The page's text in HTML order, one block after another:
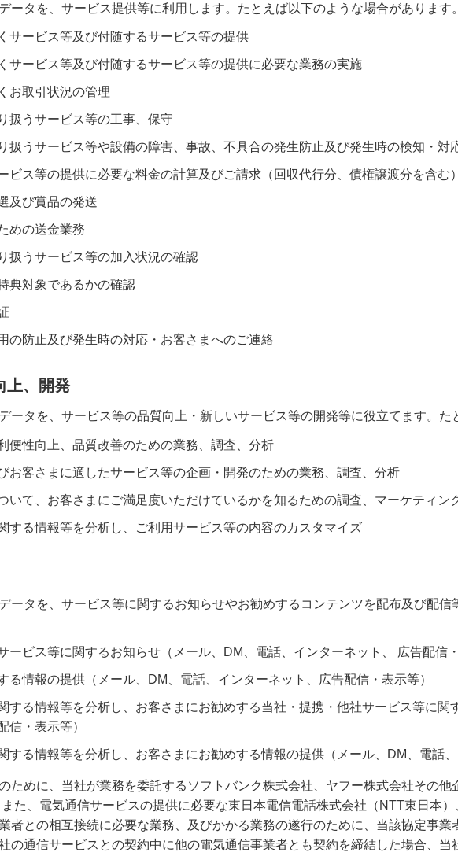
ータを、サービス提供等に利用します。たとえば以下のような場合があります
サービス等及び付随するサービス等の提供
サービス等及び付随するサービス等の提供に必要な業務の実施
お取引状況の管理
扱うサービス等の工事、保守
扱うサービス等や設備の障害、事故、不具合の発生防止及び発生時の検知・対
ビス等の提供に必要な料金の計算及びご請求（回収代行分、債権譲渡分を含む
及び賞品の発送
めの送金業務
扱うサービス等の加入状況の確認
典対象であるかの確認
の防止及び発生時の対応・お客さまへのご連絡
上、開発
ータを、サービス等の品質向上・新しいサービス等の開発等に役立てます。
便性向上、品質改善のための業務、調査、分析
お客さまに適したサービス等の企画・開発のための業務、調査、分析
いて、お客さまにご満足度いただけているかを知るための調査、マーケティン
する情報等を分析し、ご利用サービス等の内容のカスタマイズ
ータを、サービス等に関するお知らせやお勧めするコンテンツを配布及び配
ービス等に関するお知らせ（メール、DM、電話、インターネット、 広告配信
る情報の提供（メール、DM、電話、インターネット、広告配信・表示等）
する情報等を分析し、お客さまにお勧めする当社・提携・他社サービス等に
信・表示等）
する情報等を分析し、お客さまにお勧めする情報の提供（メール、DM、電話
ために、当社が業務を委託するソフトバンク株式会社、ヤフー株式会社その
た、電気通信サービスの提供に必要な東日本電信電話株式会社（NTT東日本
者との相互接続に必要な業務、及びかかる業務の遂行のために、当該協定事
の通信サービスとの契約中に他の電気通信事業者とも契約を締結した場合、